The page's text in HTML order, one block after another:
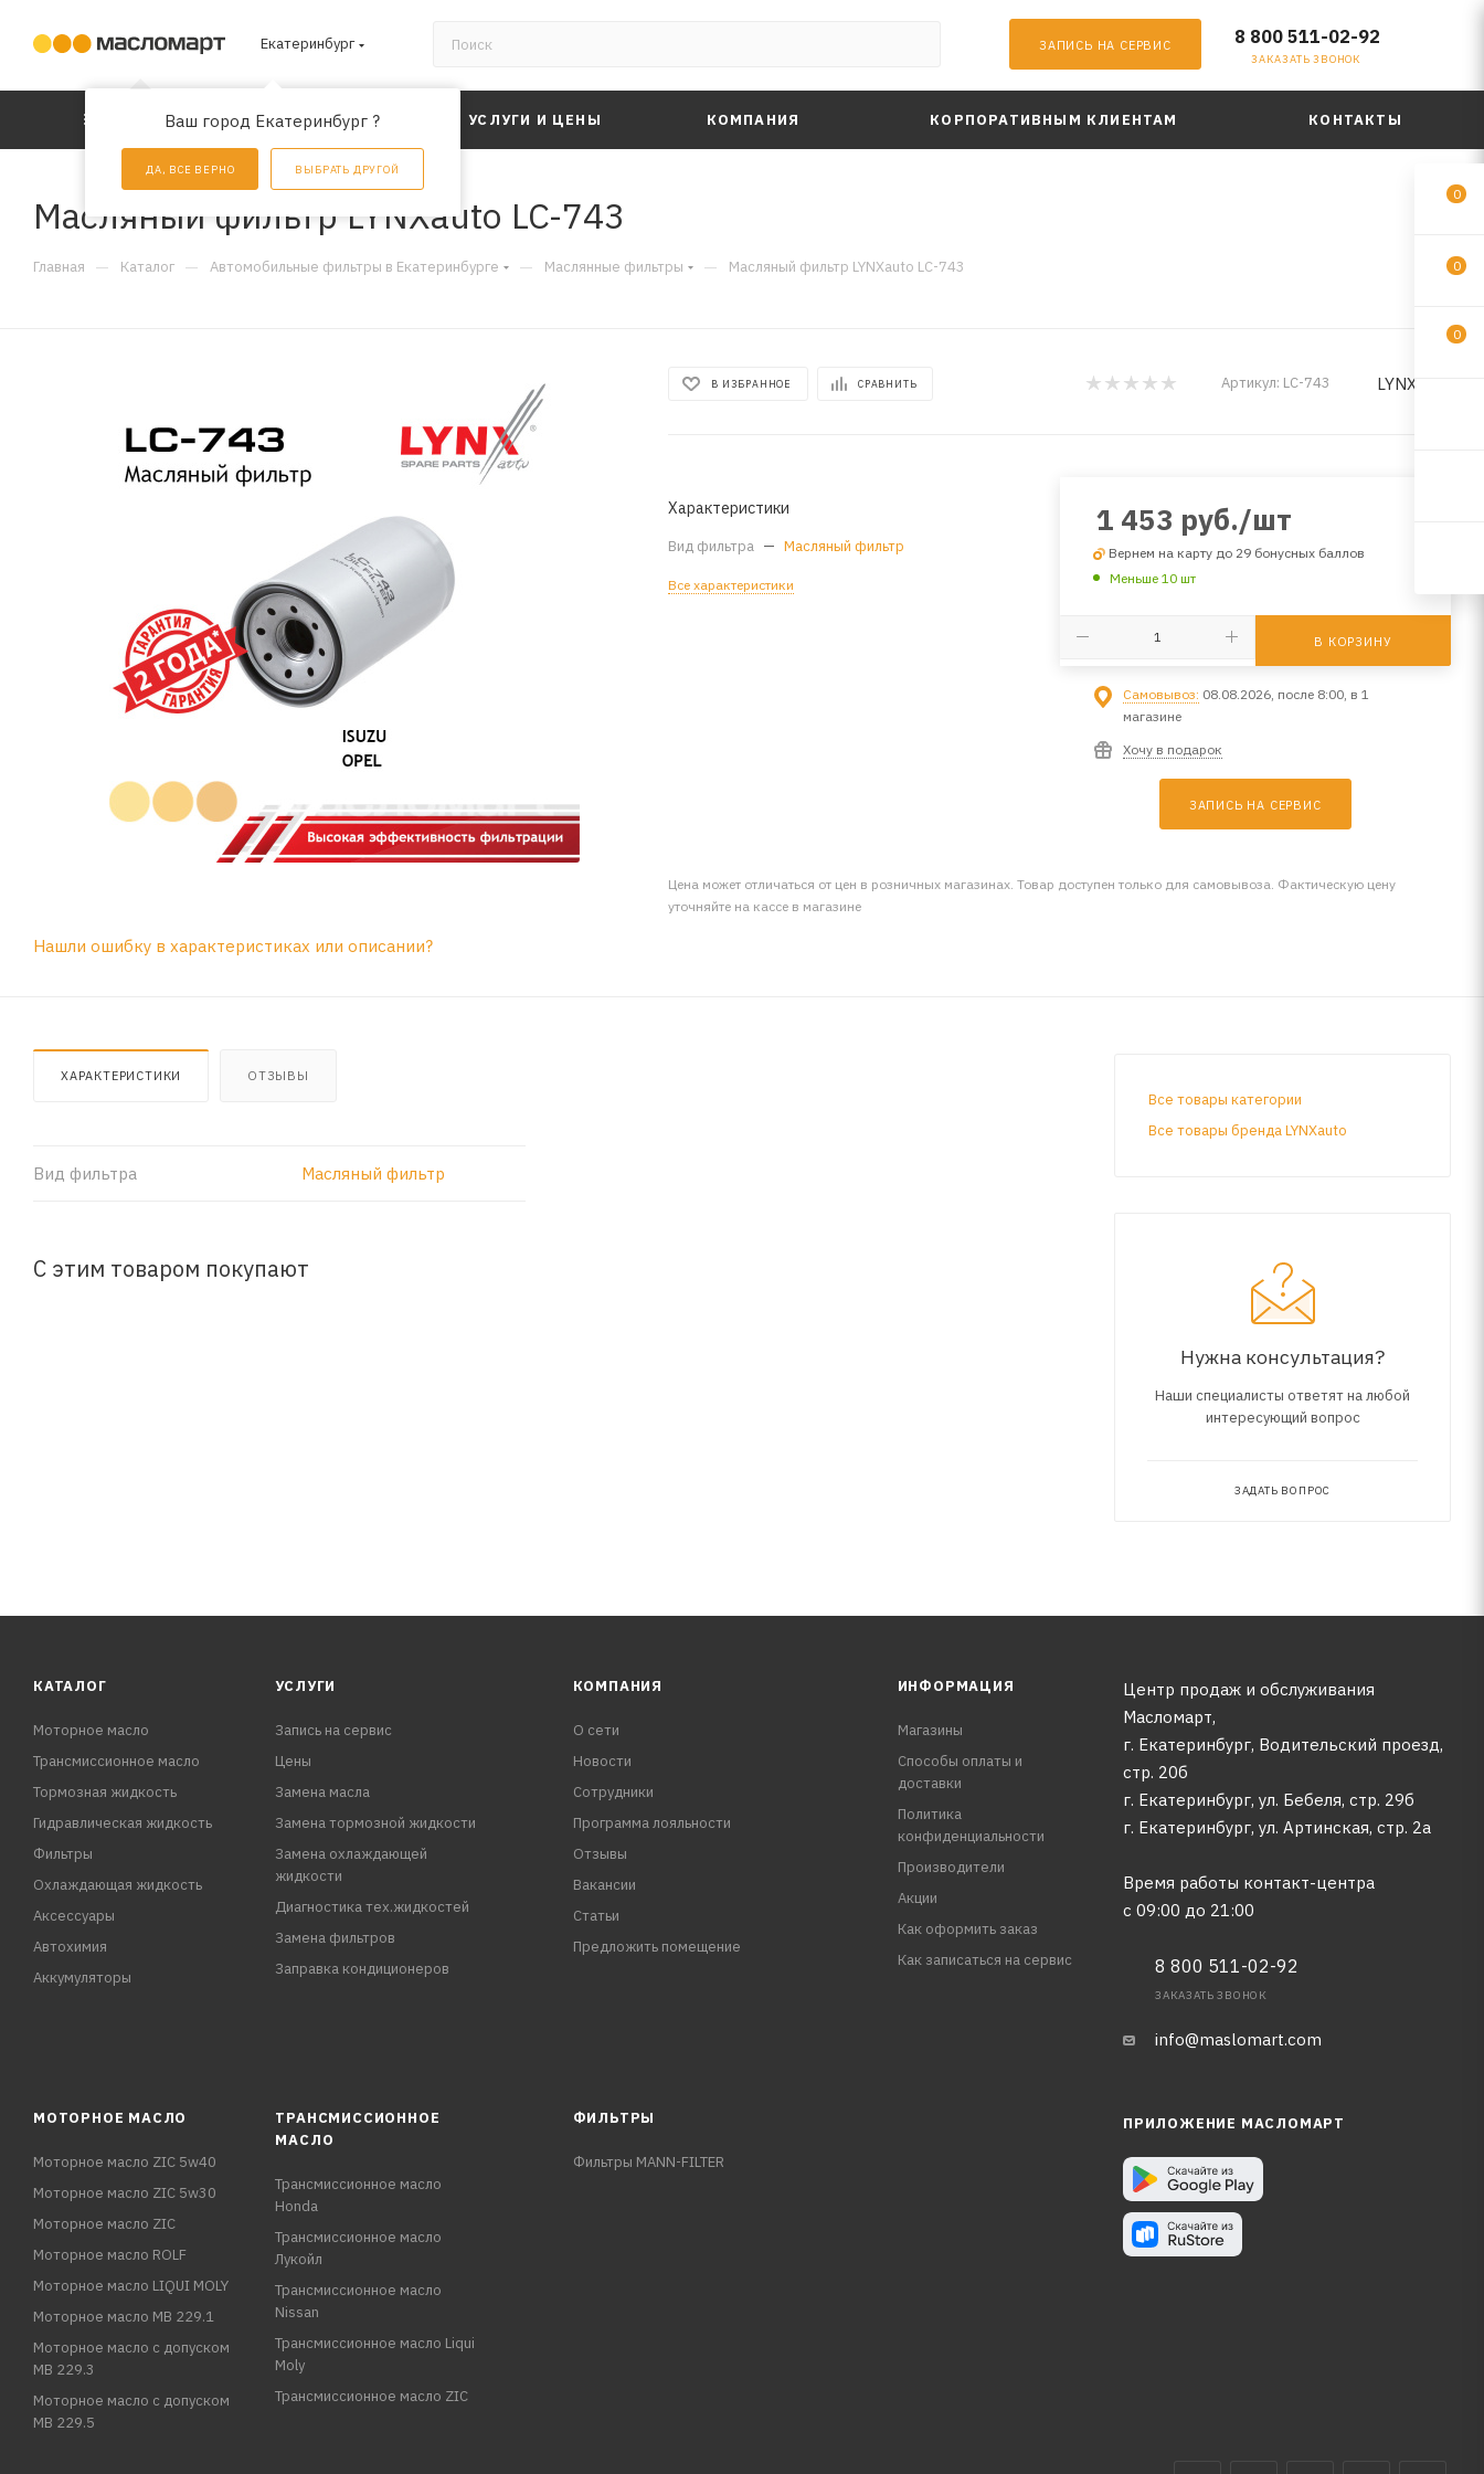
Екатеринбург
Ваш город Екатеринбург ?
ДА, ВСЕ ВЕРНО ВЫБРАТЬ ДРУГОЙ
ЗАПИСЬ НА СЕРВИС 8 800 511-02-92
ЗАКАЗАТЬ ЗВОНОК
КАТАЛОГ АКЦИИ УСЛУГИ И ЦЕНЫ КОМПАНИЯ КОРПОРАТИВНЫМ КЛИЕНТАМ КОНТАКТЫ
Масляный фильтр LYNXauto LC-743
Главная — Каталог — Автомобильные фильтры в Екатеринбурге — Маслянные фильтры — Масляный фильтр LYNXauto LC-743
В ИЗБРАННОЕ СРАВНИТЬ Артикул: LC-743 LYNXauto
Характеристики
Вид фильтра — Масляный фильтр
Все характеристики
1 453 руб./шт
Вернем на карту до 29 бонусных баллов
Меньше 10 шт
В КОРЗИНУ
Самовывоз: 08.08.2026, после 8:00, в 1
магазине
Хочу в подарок
ЗАПИСЬ НА СЕРВИС
Цена может отличаться от цен в розничных магазинах. Товар доступен только для самовывоза. Фактическую цену
уточняйте на кассе в магазине
Нашли ошибку в характеристиках или описании?
ХАРАКТЕРИСТИКИ ОТЗЫВЫ
Вид фильтра Масляный фильтр
С этим товаром покупают
Все товары категории
Все товары бренда LYNXauto
Нужна консультация?
Наши специалисты ответят на любой
интересующий вопрос
ЗАДАТЬ ВОПРОС
КАТАЛОГ
Моторное масло
Трансмиссионное масло
Тормозная жидкость
Гидравлическая жидкость
Фильтры
Охлаждающая жидкость
Аксессуары
Автохимия
Аккумуляторы
УСЛУГИ
Запись на сервис
Цены
Замена масла
Замена тормозной жидкости
Замена охлаждающей
жидкости
Диагностика тех.жидкостей
Замена фильтров
Заправка кондиционеров
КОМПАНИЯ
О сети
Новости
Сотрудники
Программа лояльности
Отзывы
Вакансии
Статьи
Предложить помещение
ИНФОРМАЦИЯ
Магазины
Способы оплаты и
доставки
Политика
конфиденциальности
Производители
Акции
Как оформить заказ
Как записаться на сервис
Центр продаж и обслуживания
Масломарт,
г. Екатеринбург, Водительский проезд,
стр. 20б
г. Екатеринбург, ул. Бебеля, стр. 29б
г. Екатеринбург, ул. Артинская, стр. 2а
Время работы контакт-центра
с 09:00 до 21:00
8 800 511-02-92
ЗАКАЗАТЬ ЗВОНОК
info@maslomart.com
МОТОРНОЕ МАСЛО
Моторное масло ZIC 5w40
Моторное масло ZIC 5w30
Моторное масло ZIC
Моторное масло ROLF
Моторное масло LIQUI MOLY
Моторное масло MB 229.1
Моторное масло с допуском
MB 229.3
Моторное масло с допуском
MB 229.5
ТРАНСМИССИОННОЕ
МАСЛО
Трансмиссионное масло
Honda
Трансмиссионное масло
Лукойл
Трансмиссионное масло
Nissan
Трансмиссионное масло Liqui
Moly
Трансмиссионное масло ZIC
ФИЛЬТРЫ
Фильтры MANN-FILTER
ПРИЛОЖЕНИЕ МАСЛОМАРТ
0
0
0